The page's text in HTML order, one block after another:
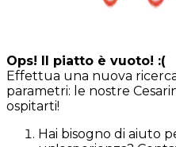
Ops! Il piatto è vuoto! :(
Effettua una nuova
parametri: le nostre
ospitarti!
Hai bisogno di aiuto